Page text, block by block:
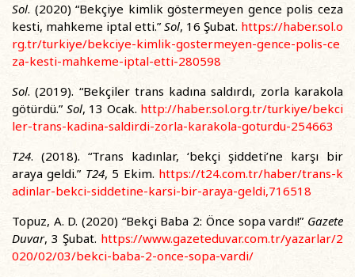
Sol. (2020) “Bekçiye kimlik göstermeyen gence polis ceza
kesti, mahkeme iptal etti.” Sol, 16 Şubat. https://haber.sol.o
rg.tr/turkiye/bekciye-kimlik-gostermeyen-gence-polis-ce
za-kesti-mahkeme-iptal-etti-280598
Sol. (2019). “Bekçiler trans kadına saldırdı, zorla karakola
götürdü.” Sol, 13 Ocak. http://haber.sol.org.tr/turkiye/bekci
ler-trans-kadina-saldirdi-zorla-karakola-goturdu-254663
T24. (2018). “Trans kadınlar, ‘bekçi şiddeti’ne karşı bir
araya geldi.” T24, 5 Ekim. https://t24.com.tr/haber/trans-k
adinlar-bekci-siddetine-karsi-bir-araya-geldi,716518
Topuz, A. D. (2020) “Bekçi Baba 2: Önce sopa vardı!” Gazete
Duvar, 3 Şubat. https://www.gazeteduvar.com.tr/yazarlar/2
020/02/03/bekci-baba-2-once-sopa-vardi/